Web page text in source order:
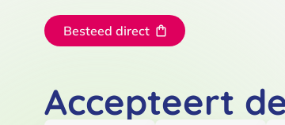
Besteed direct
Accepteert